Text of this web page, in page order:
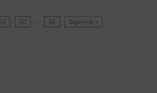
59 60 … 85 Siguiente »